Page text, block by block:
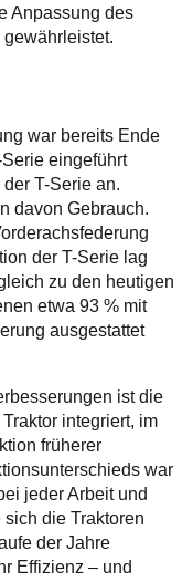
Anpassung des
war bereits Ende
eingeführt
T-Serie an.
davon Gebrauch.
der T-Serie lag
zu den heutigen
etwa 93 % mit
ausgestattet
ist die
integriert, im
früherer
war
jeder Arbeit und
die Traktoren
der Jahre
Effizienz – und